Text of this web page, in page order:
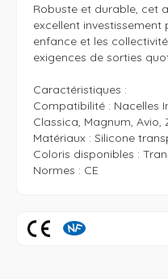
Robuste et durable, cet
excellent
enfance et les
exigences de sorties
Caractéristiques :
Compatibilité : Nacelles
Classica, Magnum,
Matériaux : Silicone
Coloris disponibles :
Normes : CE